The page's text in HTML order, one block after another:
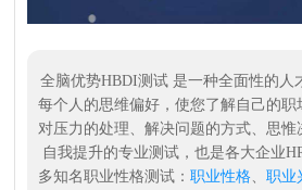
全脑优势HBDI测试 是一种全面性的人
每个人的思维偏好，使您了解自己的职
对压力的处理、解决问题的方式、思惟
自我提升的专业测试，也是各大企业
多知名职业性格测试： 职业性格、 职业